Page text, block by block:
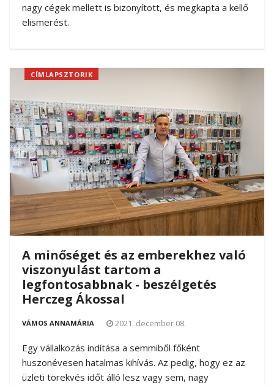
nagy cégek mellett is bizonyított, és megkapta a kellő
elismerést.
A minőséget és az emberekhez való
viszonyulást tartom a
legfontosabbnak - beszélgetés
Herczeg Ákossal
VÁMOS ANNAMÁRIA
CÍMLAPSZTORIK
2021. december 08.
Egy vállalkozás indítása a semmiből főként
huszonévesen hatalmas kihívás. Az pedig, hogy ez az
üzleti törekvés időt álló lesz vagy sem, nagy